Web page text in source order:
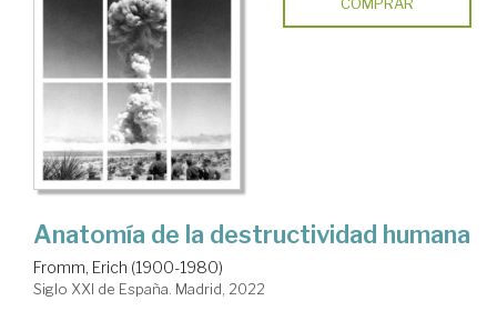
COMPRAR
Anatomía de la destructividad humana
Fromm, Erich (1900-1980)
Siglo XXI de España. Madrid, 2022